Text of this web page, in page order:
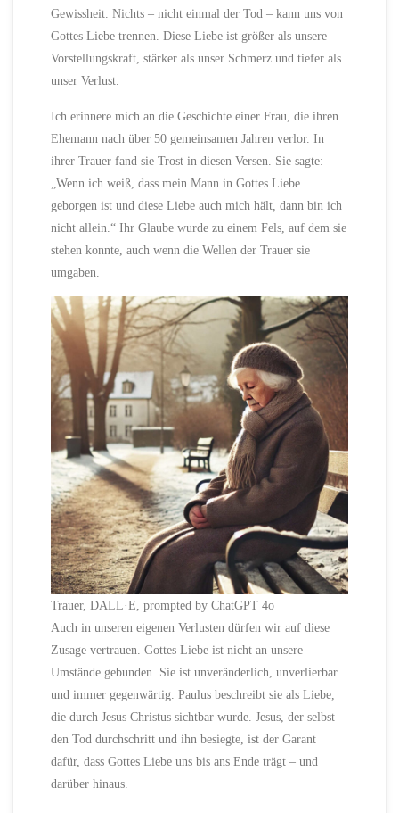
Gewissheit. Nichts – nicht einmal der Tod – kann uns von
Gottes Liebe trennen. Diese Liebe ist größer als unsere
Vorstellungskraft, stärker als unser Schmerz und tiefer als
unser Verlust.
Ich erinnere mich an die Geschichte einer Frau, die ihren
Ehemann nach über 50 gemeinsamen Jahren verlor. In
ihrer Trauer fand sie Trost in diesen Versen. Sie sagte:
„Wenn ich weiß, dass mein Mann in Gottes Liebe
geborgen ist und diese Liebe auch mich hält, dann bin ich
nicht allein.“ Ihr Glaube wurde zu einem Fels, auf dem sie
stehen konnte, auch wenn die Wellen der Trauer sie
umgaben.
Trauer, DALL·E, prompted by ChatGPT 4o
Auch in unseren eigenen Verlusten dürfen wir auf diese
Zusage vertrauen. Gottes Liebe ist nicht an unsere
Umstände gebunden. Sie ist unveränderlich, unverlierbar
und immer gegenwärtig. Paulus beschreibt sie als Liebe,
die durch Jesus Christus sichtbar wurde. Jesus, der selbst
den Tod durchschritt und ihn besiegte, ist der Garant
dafür, dass Gottes Liebe uns bis ans Ende trägt – und
darüber hinaus.